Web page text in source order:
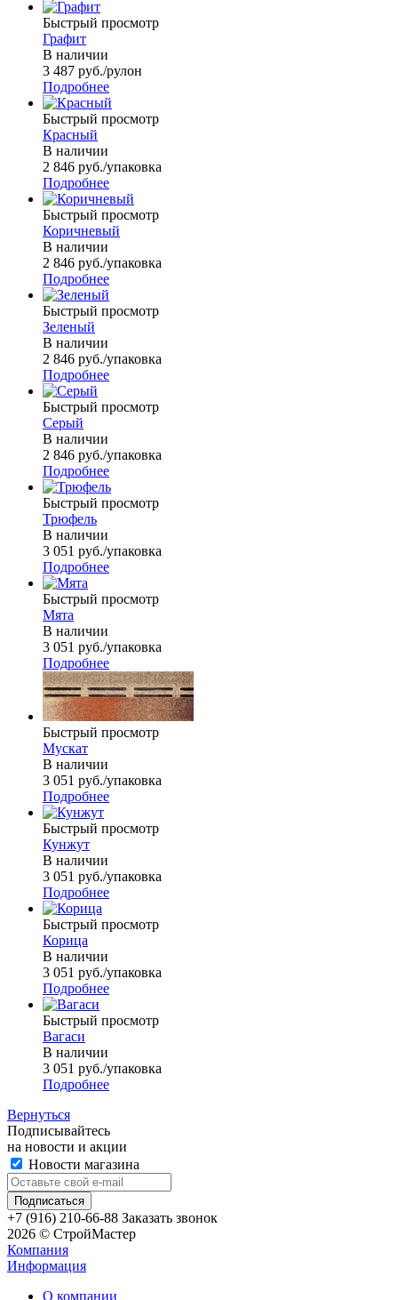
Быстрый просмотр
Графит
В наличии
3 487 руб./рулон
Подробнее
Быстрый просмотр
Красный
В наличии
2 846 руб./упаковка
Подробнее
Быстрый просмотр
Коричневый
В наличии
2 846 руб./упаковка
Подробнее
Быстрый просмотр
Зеленый
В наличии
2 846 руб./упаковка
Подробнее
Быстрый просмотр
Серый
В наличии
2 846 руб./упаковка
Подробнее
Быстрый просмотр
Трюфель
В наличии
3 051 руб./упаковка
Подробнее
Быстрый просмотр
Мята
В наличии
3 051 руб./упаковка
Подробнее
Быстрый просмотр
Мускат
В наличии
3 051 руб./упаковка
Подробнее
Быстрый просмотр
Кунжут
В наличии
3 051 руб./упаковка
Подробнее
Быстрый просмотр
Корица
В наличии
3 051 руб./упаковка
Подробнее
Быстрый просмотр
Вагаси
В наличии
3 051 руб./упаковка
Подробнее
Вернуться
Подписывайтесь
на новости и акции
Новости магазина
+7 (916) 210-66-88 Заказать звонок
2026 © СтройМастер
Компания
Информация
О компании